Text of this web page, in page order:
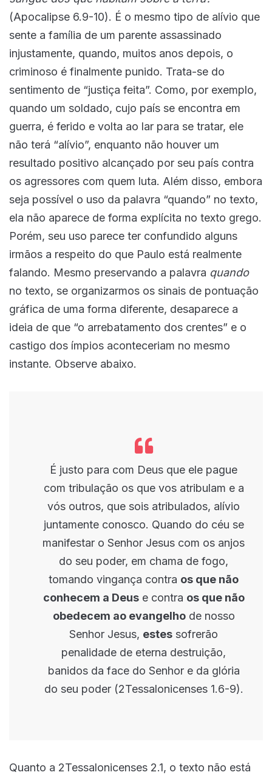
(Apocalipse 6.9-10). É o mesmo tipo de alívio que
sente a família de um parente assassinado
injustamente, quando, muitos anos depois, o
criminoso é finalmente punido. Trata-se do
sentimento de “justiça feita”. Como, por exemplo,
quando um soldado, cujo país se encontra em
guerra, é ferido e volta ao lar para se tratar, ele
não terá “alívio”, enquanto não houver um
resultado positivo alcançado por seu país contra
os agressores com quem luta. Além disso, embora
seja possível o uso da palavra “quando” no texto,
ela não aparece de forma explícita no texto grego.
Porém, seu uso parece ter confundido alguns
irmãos a respeito do que Paulo está realmente
falando. Mesmo preservando a palavra quando
no texto, se organizarmos os sinais de pontuação
gráfica de uma forma diferente, desaparece a
ideia de que “o arrebatamento dos crentes” e o
castigo dos ímpios aconteceriam no mesmo
instante. Observe abaixo.
É justo para com Deus que ele pague
com tribulação os que vos atribulam e a
vós outros, que sois atribulados, alívio
juntamente conosco. Quando do céu se
manifestar o Senhor Jesus com os anjos
do seu poder, em chama de fogo,
tomando vingança contra os que não
conhecem a Deuse contra os que não
obedecem ao evangelhode nosso
Senhor Jesus, estes sofrerão
penalidade de eterna destruição,
banidos da face do Senhor e da glória
do seu poder (2Tessalonicenses 1.6-9).
Quanto a 2Tessalonicenses 2.1, o texto não está